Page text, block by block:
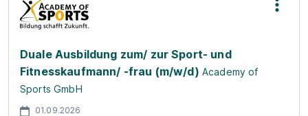
Duale Ausbildung zum/ zur Sport- und
Fitnesskaufmann/ -frau (m/w/d) Academy of
Sports GmbH
01.09.2026